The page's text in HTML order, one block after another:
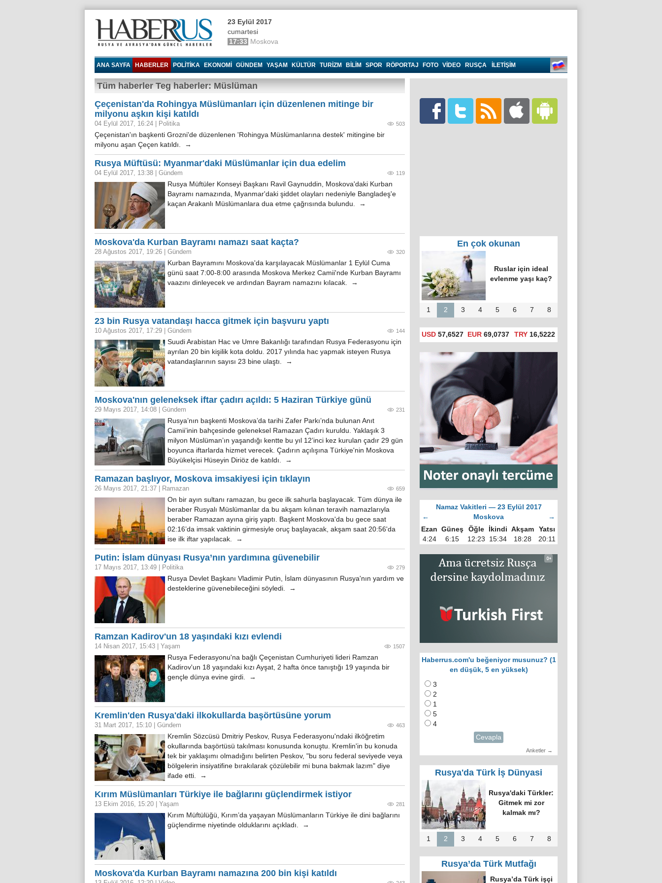
23 Eylül 2017
cumartesi
17:33 Moskova
ANA SAYFA HABERLER POLITIKA EKONOMI GÜNDEM YAŞAM KÜLTÜR TURIZM BILIM SPOR RÖPORTAJ FOTO VIDEO RUSÇA İLETİŞİM
Tüm haberler Teg haberler: Müslüman
Çeçenistan'da Rohingya Müslümanları için düzenlenen mitinge bir
milyonu aşkın kişi katıldı
04 Eylül 2017, 16:24 Politika 503
Çeçenistan'ın başkenti Grozni'de düzenlenen 'Rohingya Müslümanlarına destek' mitingine bir
milyonu aşan Çeçen katıldı. →
Rusya Müftüsü: Myanmar'daki Müslümanlar için dua edelim
04 Eylül 2017, 13:38 Gündem 119
Rusya Müftüler Konseyi Başkanı Ravil Gaynuddin, Moskova'daki Kurban
Bayramı namazında, Myanmar'daki şiddet olayları nedeniyle Bangladeş'e
kaçan Arakanlı Müslümanlara dua etme çağrısında bulundu. →
Moskova'da Kurban Bayramı namazı saat kaçta?
28 Ağustos 2017, 19:26 Gündem 320
Kurban Bayramını Moskova'da karşılayacak Müslümanlar 1 Eylül Cuma
günü saat 7:00-8:00 arasında Moskova Merkez Camii'nde Kurban Bayramı
vaazını dinleyecek ve ardından Bayram namazını kılacak. →
23 bin Rusya vatandaşı hacca gitmek için başvuru yaptı
10 Ağustos 2017, 17:29 Gündem 144
Suudi Arabistan Hac ve Umre Bakanlığı tarafından Rusya Federasyonu için
ayrılan 20 bin kişilik kota doldu. 2017 yılında hac yapmak isteyen Rusya
vatandaşlarının sayısı 23 bine ulaştı. →
Moskova'nın geleneksek iftar çadırı açıldı: 5 Haziran Türkiye günü
29 Mayıs 2017, 14:08 Gündem 231
Rusya’nın başkenti Moskova’da tarihi Zafer Parkı’nda bulunan Anıt
Camii’inin bahçesinde geleneksel Ramazan Çadırı kuruldu. Yaklaşık 3
milyon Müslüman’ın yaşandığı kentte bu yıl 12’inci kez kurulan çadır 29 gün
boyunca iftarlarda hizmet verecek. Çadırın açılışına Türkiye'nin Moskova
Büyükelçisi Hüseyin Diriöz de katıldı. →
Ramazan başlıyor, Moskova imsakiyesi için tıklayın
26 Mayıs 2017, 21:37 Ramazan 659
On bir ayın sultanı ramazan, bu gece ilk sahurla başlayacak. Tüm dünya ile
beraber Rusyalı Müslümanlar da bu akşam kılınan teravih namazlarıyla
beraber Ramazan ayına giriş yaptı. Başkent Moskova'da bu gece saat
02:16’da imsak vaktinin girmesiyle oruç başlayacak, akşam saat 20:56'da
ise ilk iftar yapılacak. →
Putin: İslam dünyası Rusya’nın yardımına güvenebilir
17 Mayıs 2017, 13:49 Politika 279
Rusya Devlet Başkanı Vladimir Putin, İslam dünyasının Rusya'nın yardım ve
desteklerine güvenebileceğini söyledi. →
Ramzan Kadirov'un 18 yaşındaki kızı evlendi
14 Nisan 2017, 15:43 Yaşam 1507
Rusya Federasyonu'na bağlı Çeçenistan Cumhuriyeti lideri Ramzan
Kadirov'un 18 yaşındaki kızı Ayşat, 2 hafta önce tanıştığı 19 yaşında bir
gençle dünya evine girdi. →
Kremlin'den Rusya'daki ilkokullarda başörtüsüne yorum
31 Mart 2017, 15:10 Gündem 463
Kremlin Sözcüsü Dmitriy Peskov, Rusya Federasyonu'ndaki ilköğretim
okullarında başörtüsü takılması konusunda konuştu. Kremlin'in bu konuda
tek bir yaklaşımı olmadığını belirten Peskov, "bu soru federal seviyede veya
bölgelerin insiyatifine bırakılarak çözülebilir mi buna bakmak lazım" diye
ifade etti. →
Kırım Müslümanları Türkiye ile bağlarını güçlendirmek istiyor
13 Ekim 2016, 15:20 Yaşam 281
Kırım Müftülüğü, Kırım’da yaşayan Müslümanların Türkiye ile dini bağlarını
güçlendirme niyetinde olduklarını açıkladı. →
Moskova'da Kurban Bayramı namazına 200 bin kişi katıldı
En çok okunan
Ruslar için ideal
evlenme yaşı kaç?
1 2 3 4 5 6 7 8
USD 57,6527 EUR 69,0737 TRY16,5222
Namaz Vakitleri — 23 Eylül 2017
←
Moskova
→
Ezan Güneş Öğle İkindi Akşam
Yatsı
4:24
6:15 12:23 15:34 18:28 20:11
Haberrus.com'u beğeniyor musunuz? (1
en düşük, 5 en yüksek)
3
2
1
5
4
Cevapla
Anketler →
Rusya'da Türk İş Dünyasi
Rusya'daki Türkler:
Gitmek mi zor
kalmak mı?
1 2 3 4 5 6 7 8
Rusya’da Türk Mutfağı
Rusya’da Türk işçi